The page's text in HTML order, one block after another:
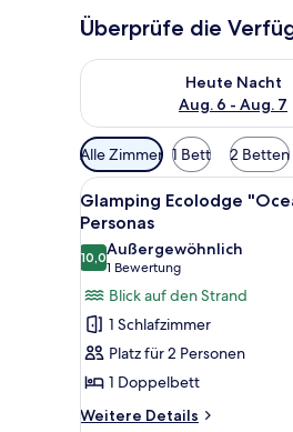
Überprüfe die
Heute Nacht
Aug. 6 - Aug. 7
Überprüfe die
Verfügbare
Filter
für
Zimmer
Alle Zimmer 1 Bett 2 Betten
Alle
Fotos
für
Glamping
Ecolodge
"Ocean
Front
Tent"
(2)
Personas
15
Glamping Ecolodge
Personas
10,010,0 von 10
Außergewöhnlich
1 Bewertung
(1
Bewertung)
Blick auf den Strand
1 Schlafzimmer
Platz für 2 Personen
1 Doppelbett
Weitere Details
Weitere